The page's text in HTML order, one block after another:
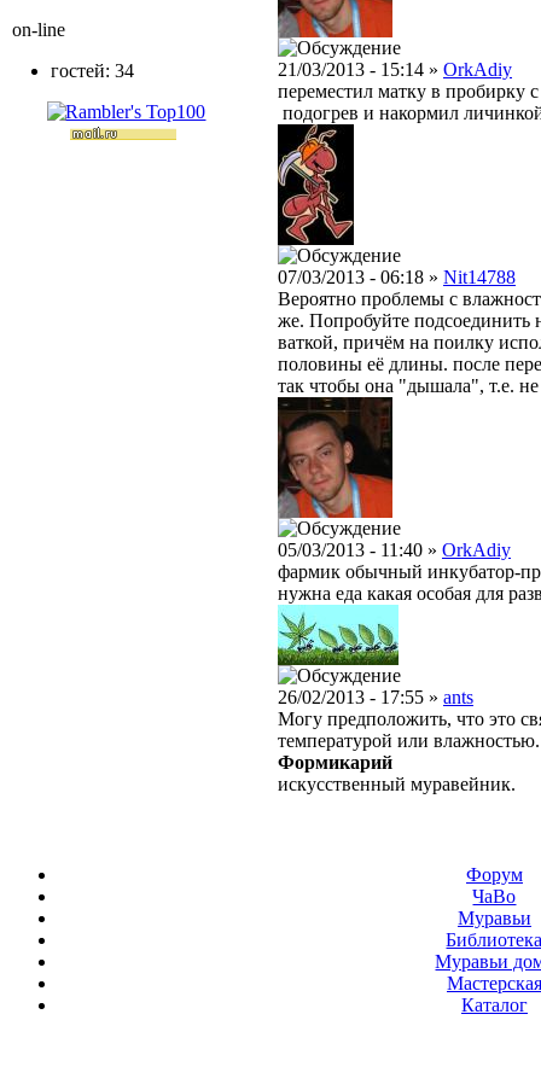
21/03/2013 - 15:14 » OrkAdiy
переместил матку в пробирку
подогрев и накормил
07/03/2013 - 06:18 » Nit14788
Вероятно проблемы с
же. Попробуйте подсоединить
ваткой, причём на поилку
половины её длины. после
так чтобы она "дышала", т.е.
05/03/2013 - 11:40 » OrkAdiy
фармик обычный инкубатор-
нужна еда какая особая для
26/02/2013 - 17:55 » ants
Могу предположить, что это
температурой или
Формикарий
искусственный муравейник.
on-line
гостей: 34
Форум
ЧаВо
Муравьи
Муравьи
Мастерская
Каталог